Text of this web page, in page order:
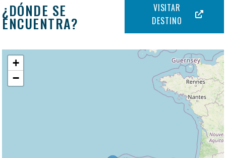
¿DÓNDE SE
ENCUENTRA?
VISITAR
DESTINO
+
−